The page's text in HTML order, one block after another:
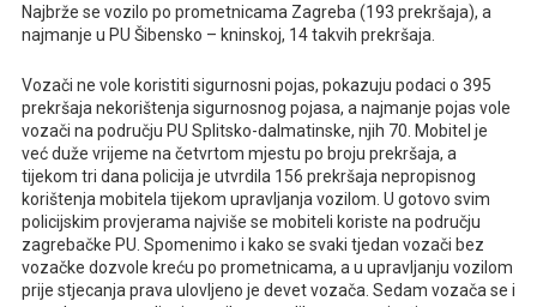
Najbrže se vozilo po prometnicama Zagreba (193 prekršaja), a
najmanje u PU Šibensko – kninskoj, 14 takvih prekršaja.
Vozači ne vole koristiti sigurnosni pojas, pokazuju podaci o 395
prekršaja nekorištenja sigurnosnog pojasa, a najmanje pojas vole
vozači na području PU Splitsko-dalmatinske, njih 70. Mobitel je
već duže vrijeme na četvrtom mjestu po broju prekršaja, a
tijekom tri dana policija je utvrdila 156 prekršaja nepropisnog
korištenja mobitela tijekom upravljanja vozilom. U gotovo svim
policijskim provjerama najviše se mobiteli koriste na području
zagrebačke PU. Spomenimo i kako se svaki tjedan vozači bez
vozačke dozvole kreću po prometnicama, a u upravljanju vozilom
prije stjecanja prava ulovljeno je devet vozača. Sedam vozača se i